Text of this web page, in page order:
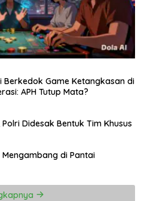
Berkedok Game Ketangkasan di
APH Tutup Mata?
Didesak Bentuk Tim Khusus
Mengambang di Pantai